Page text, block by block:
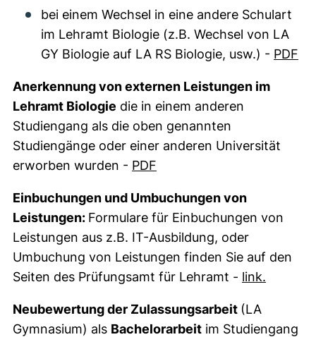
bei einem Wechsel in eine andere Schulart
im Lehramt Biologie (z.B. Wechsel von LA
GY Biologie auf LA RS Biologie, usw.) - PDF
Anerkennung von externen Leistungen im
Lehramt Biologie die in einem anderen
Studiengang als die oben genannten
Studiengänge oder einer anderen Universität
erworben wurden - PDF
Einbuchungen und Umbuchungen von
Leistungen: Formulare für Einbuchungen von
Leistungen aus z.B. IT-Ausbildung, oder
Umbuchung von Leistungen finden Sie auf den
Seiten des Prüfungsamt für Lehramt - link.
Neubewertung der Zulassungsarbeit (LA
Gymnasium) als Bachelorarbeit im Studiengang